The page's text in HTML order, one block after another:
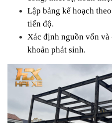
Lập bảng kế hoạch
tiến độ.
Xác định nguồn vốn và
khoản phát sinh.